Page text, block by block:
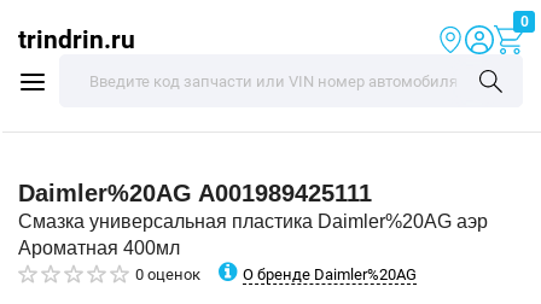
trindrin.ru
0
Daimler%20AG A001989425111
Смазка универсальная пластика Daimler%20AG аэр
Ароматная 400мл
0 оценок О бренде Daimler%20AG